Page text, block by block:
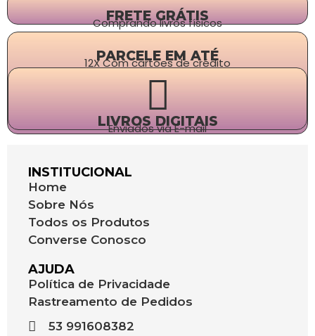
FRETE GRÁTIS
Comprando livros físicos
PARCELE EM ATÉ
12X Com cartões de crédito
LIVROS DIGITAIS
Enviados via E-mail
INSTITUCIONAL
Home
Sobre Nós
Todos os Produtos
Converse Conosco
AJUDA
Política de Privacidade
Rastreamento de Pedidos
53 991608382